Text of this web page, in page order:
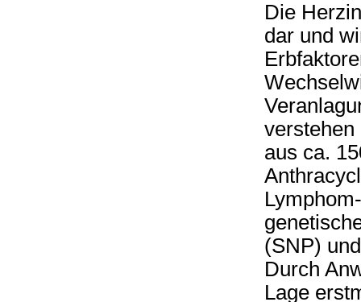
Die
dar und
verstehen
aus ca.
(SNP)
Durch
Lage